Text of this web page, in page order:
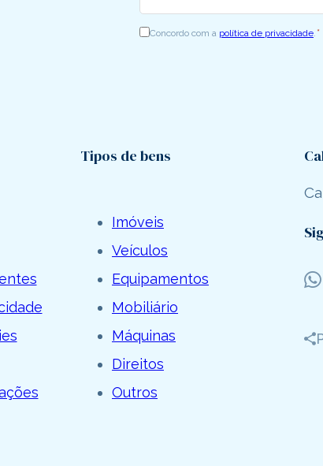
RGPD *
Concordo com a política de privacidade. *
Tipos de bens
Imóveis
Veículos
Equipamentos
Mobiliário
Máquinas
Direitos
Outros